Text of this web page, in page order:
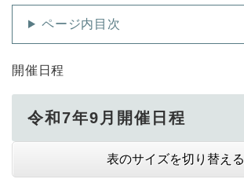
ページ内目次
開催日程
令和7年9月開催日程
表のサイズを切り替える